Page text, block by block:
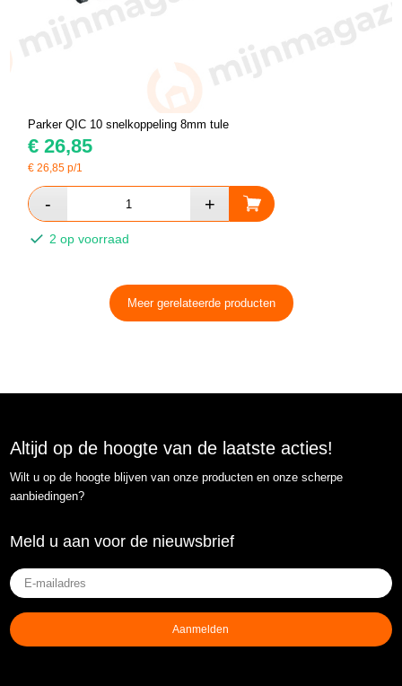
Parker QIC 10 snelkoppeling 8mm tule
€ 26,85
€26,85 p/1
2 op voorraad
Meer gerelateerde producten
Altijd op de hoogte van de laatste acties!
Wilt u op de hoogte blijven van onze producten en onze scherpe
aanbiedingen?
Meld u aan voor de nieuwsbrief
E-
mailadres(Vereist)
Aanmelden